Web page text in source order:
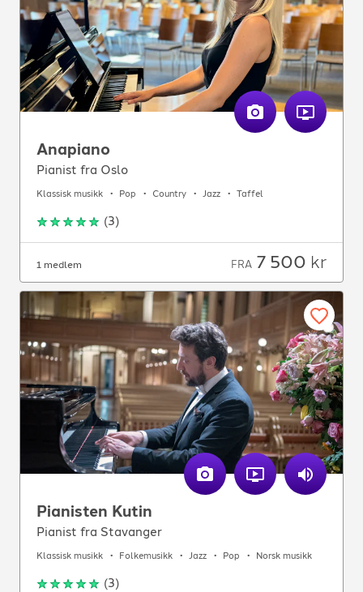
Anapiano
Pianist fra Oslo
Klassisk musikk Pop Country Jazz Taffel
(3)
1 medlem FRA 7 500 kr
Pianisten Kutin
Pianist fra Stavanger
Klassisk musikk Folkemusikk Jazz Pop Norsk musikk
(3)